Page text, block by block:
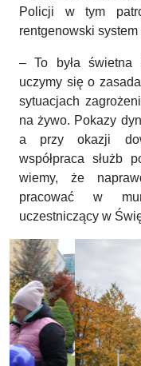
Policji w tym
rentgenowski
– To była świetna
uczymy się o
sytuacjach
na żywo. Pokazy
a przy okazji
współpraca służb
wiemy, że
pracować w
uczestniczący w